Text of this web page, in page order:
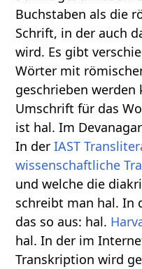
Buchstaben als die
Schrift, in der auch
wird. Es gibt
Wörter mit
geschrieben werden
Umschrift für das
ist hal. Im
In derIAST
wissenschaftliche
und welche die
schreibt man hal. In
das so aus: hal.
hal. In der im
Transkription wird